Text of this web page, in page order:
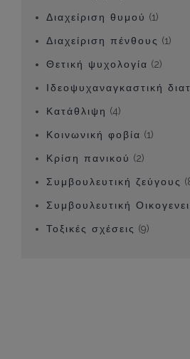
Διαχείριση θυμού (1)
Διαχείριση πένθους (1)
Θετική ψυχολογία (2)
Ιδεοψυχαναγκαστική
Κατάθλιψη (4)
Κοινωνική φοβία (1)
Κρίση πανικού (2)
Συμβουλευτική ζεύγους
Συμβουλευτική
Τοξικές σχέσεις (9)